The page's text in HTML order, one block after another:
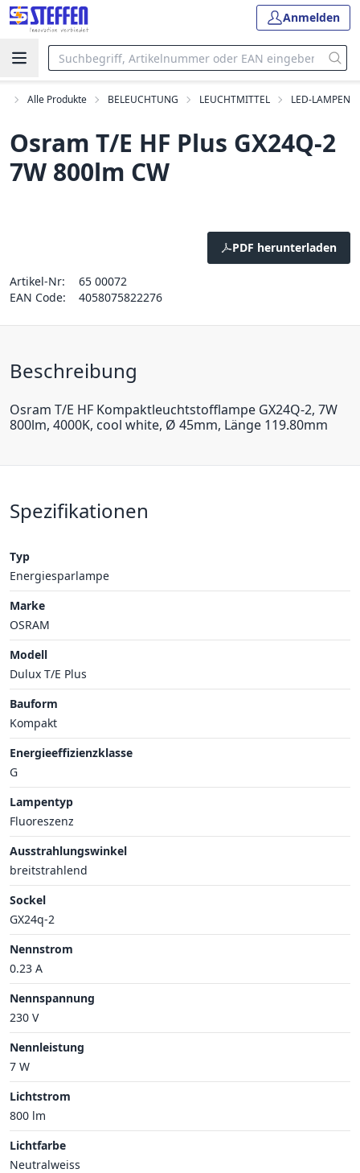
Anmelden
Alle Produkte BELEUCHTUNG LEUCHTMITTEL LED-LAMPEN
Osram T/E HF Plus GX24Q-2
7W 800lm CW
PDF herunterladen
Artikel-Nr:
65 00072
EAN Code:
4058075822276
Beschreibung
Osram T/E HF Kompaktleuchtstofflampe GX24Q-2, 7W
800lm, 4000K, cool white, Ø 45mm, Länge 119.80mm
Spezifikationen
Typ
Energiesparlampe
Marke
OSRAM
Modell
Dulux T/E Plus
Bauform
Kompakt
Energieeffizienzklasse
G
Lampentyp
Fluoreszenz
Ausstrahlungswinkel
breitstrahlend
Sockel
GX24q-2
Nennstrom
0.23 A
Nennspannung
230 V
Nennleistung
7 W
Lichtstrom
800 lm
Lichtfarbe
Neutralweiss